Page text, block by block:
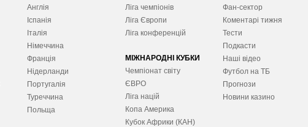
Англія
Іспанія
Італія
Німеччина
Франція
Нідерланди
Португалія
Туреччина
Польща
Ліга чемпіонів
Ліга Європи
Ліга конференцій
МІЖНАРОДНІ КУБКИ
Чемпіонат світу
ЄВРО
Ліга націй
Копа Америка
Кубок Африки (КАН)
Фан-сектор
Коментарі тижня
Тести
Подкасти
Наші відео
Футбол на ТБ
Прогнози
Новини казино